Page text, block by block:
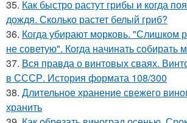
35. Как быстро растут грибы и когда
дождя. Сколько растет белый гриб?
36. Когда убирают морковь. "Слишком
не советую". Когда начинать собирать
37. Вся правда о винтовых сваях.
в СССР. История формата 108/300
38. Длительное хранение свежего
хранить